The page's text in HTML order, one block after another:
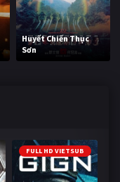
Huyết Chiến Thục
Sơn
FULL HD VIETSUB